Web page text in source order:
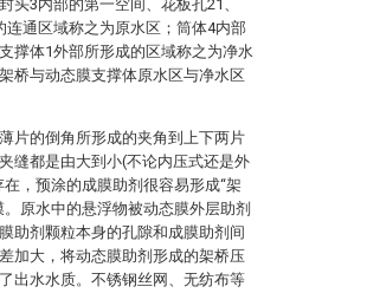
头3内部的第一空间、花板孔21、
连通区域称之为原水区；筒体4内部
撑体1外部所形成的区域称之为净水
桥与动态膜支撑体原水区与净水区
片的倒角所形成的夹角到上下两片
缝都是由大到小(不论内压式还是外
，预涂的成膜助剂很容易形成“架
原水中的悬浮物被动态膜外层助剂
助剂颗粒本身的孔隙和成膜助剂间
加大，将动态膜助剂形成的架桥压
出水水质。不锈钢丝网、无纺布等